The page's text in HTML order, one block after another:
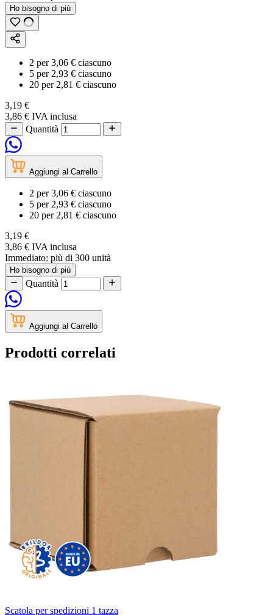
Ho bisogno di più
2 per3,06 € ciascuno
5 per 2,93 € ciascuno
20 per 2,81 € ciascuno
3,19 €
3,86 € IVA inclusa
Quantità
Aggiungi al Carrello
2 per3,06 € ciascuno
5 per 2,93 € ciascuno
20 per 2,81 € ciascuno
3,19 €
3,86 € IVA inclusa
Immediato: più di 300 unità
Ho bisogno di più
Quantità
Aggiungi al Carrello
Prodotti correlati
Scatola per spedizioni 1 tazza